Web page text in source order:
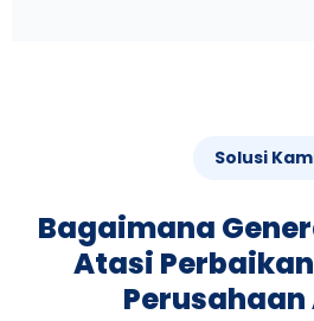
Solusi
Bagaimana
Atasi
Perusahaan